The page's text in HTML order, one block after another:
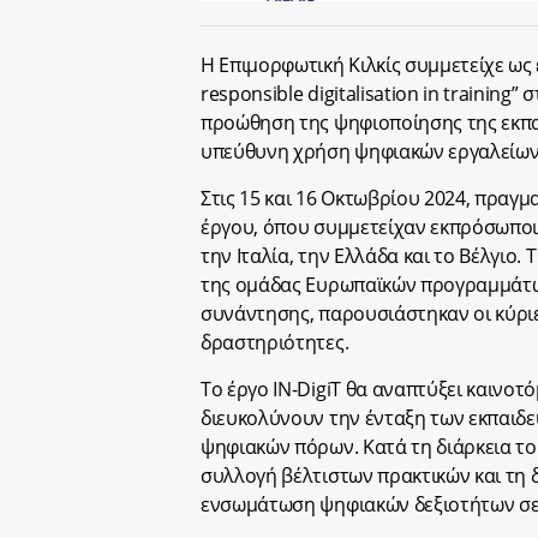
Η Επιμορφωτική Κιλκίς συμμετείχε
responsible digitalisation in training”
προώθηση της ψηφιοποίησης της
υπεύθυνη χρήση ψηφιακών
Στις 15 και 16 Οκτωβρίου 2024,
έργου, όπου συμμετείχαν
την Ιταλία, την Ελλάδα και το
της ομάδας Ευρωπαϊκών
συνάντησης, παρουσιάστηκαν οι
δραστηριότητες.
Το έργο IN-DigiT θα αναπτύξει
διευκολύνουν την ένταξη των
ψηφιακών πόρων. Κατά τη διάρκεια
συλλογή βέλτιστων πρακτικών και
ενσωμάτωση ψηφιακών δεξιοτήτων